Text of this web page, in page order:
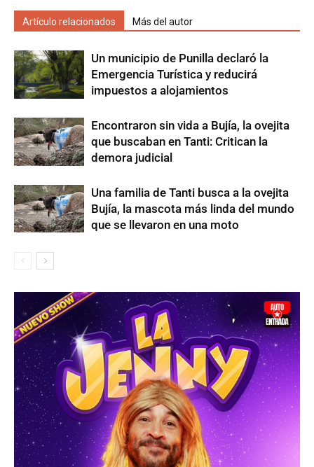
Artículo relacionados Más del autor
Un municipio de Punilla declaró la
Emergencia Turística y reducirá
impuestos a alojamientos
Encontraron sin vida a Bujía, la ovejita
que buscaban en Tanti: Critican la
demora judicial
Una familia de Tanti busca a la ovejita
Bujía, la mascota más linda del mundo
que se llevaron en una moto